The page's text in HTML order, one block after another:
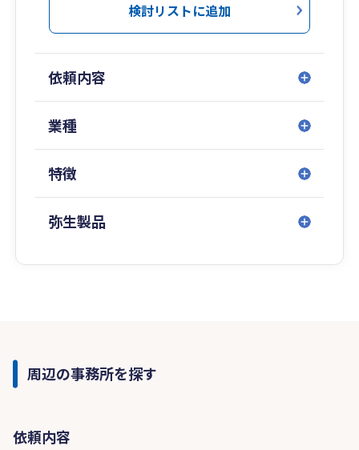
検討リストに追加
依頼内容
業種
特徴
弥生製品
周辺の事務所を探す
依頼内容